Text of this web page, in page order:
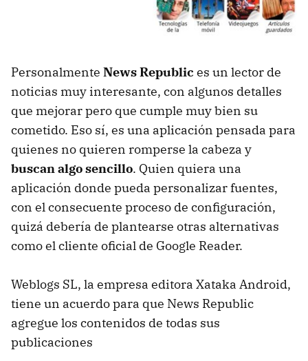
Personalmente News Republic es un lector de
noticias muy interesante, con algunos detalles
que mejorar pero que cumple muy bien su
cometido. Eso sí, es una aplicación pensada para
quienes no quieren romperse la cabeza y
buscan algo sencillo. Quien quiera una
aplicación donde pueda personalizar fuentes,
con el consecuente proceso de configuración,
quizá debería de plantearse otras alternativas
como el cliente oficial de Google Reader.
Weblogs SL, la empresa editora Xataka Android,
tiene un acuerdo para que News Republic
agregue los contenidos de todas sus
publicaciones